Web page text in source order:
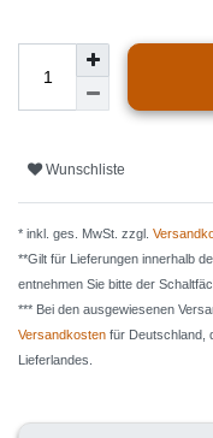
Wunschliste
* inkl. ges. MwSt. zzgl.
**Gilt für Lieferungen innerhalb
entnehmen Sie bitte der
*** Bei den ausgewiesenen
Versandkosten für Deutschland,
Lieferlandes.